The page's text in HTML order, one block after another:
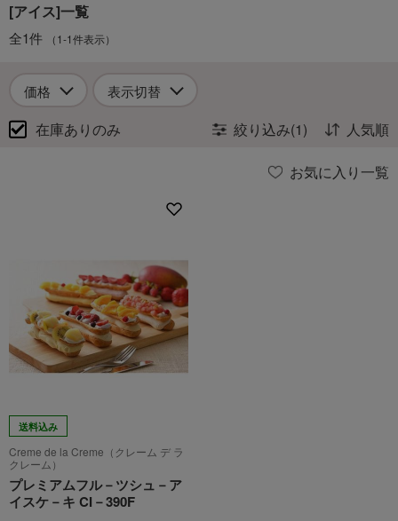
[アイス]一覧
全1件 （1-1件表示）
価格 表示切替
在庫ありのみ 絞り込み(1) 人気順
お気に入り一覧
送料込み
Creme de la Creme（クレーム デ ラ
クレーム）
プレミアムフル－ツシュ－ア
イスケ－キ CI－390F